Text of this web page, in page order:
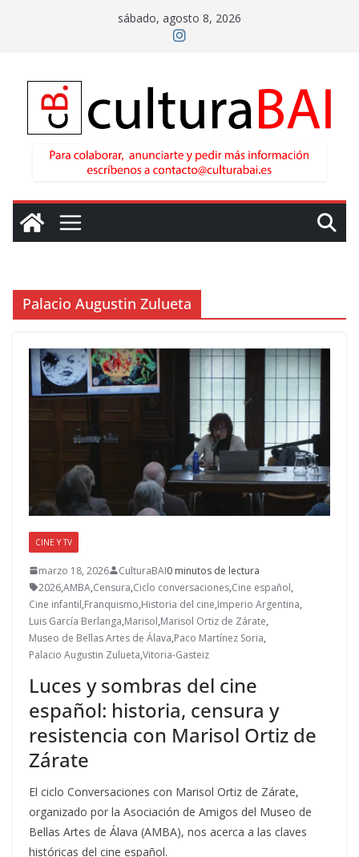
sábado, agosto 8, 2026
Palacio Augustin Zulueta
CINE Y TV
marzo 18, 2026 CulturaBAI0 minutos de lectura
2026,AMBA,Censura,Ciclo conversaciones,Cine español,
Cine infantil,Franquismo,Historia del cine,Imperio Argentina,
Luis García Berlanga,Marisol,Marisol Ortiz de Zárate,
Museo de Bellas Artes de Álava,Paco Martínez Soria,
Palacio Augustin Zulueta,Vitoria-Gasteiz
Luces y sombras del cine
español: historia, censura y
resistencia con Marisol Ortiz de
Zárate
El ciclo Conversaciones con Marisol Ortiz de Zárate,
organizado por la Asociación de Amigos del Museo de
Bellas Artes de Álava (AMBA), nos acerca a las claves
históricas del cine español.